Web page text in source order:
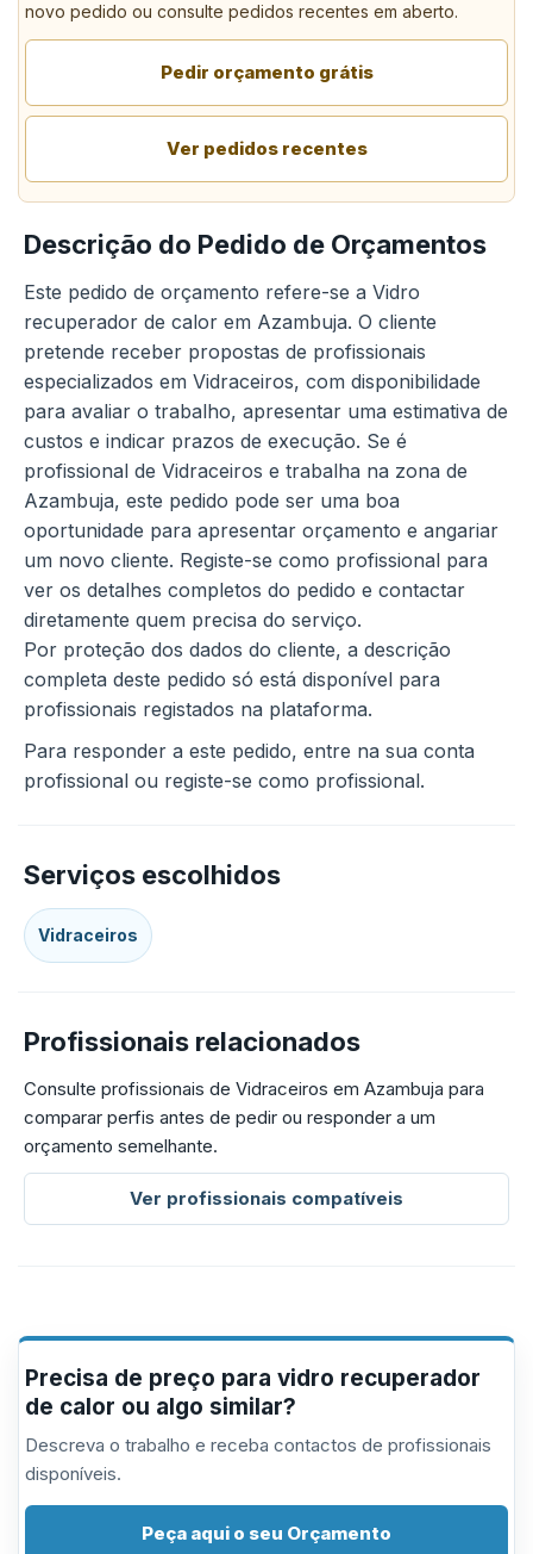
novo pedido ou consulte pedidos recentes em aberto.
Pedir orçamento grátis
Ver pedidos recentes
Descrição do Pedido de Orçamentos
Este pedido de orçamento refere-se a Vidro
recuperador de calor em Azambuja. O cliente
pretende receber propostas de profissionais
especializados em Vidraceiros, com disponibilidade
para avaliar o trabalho, apresentar uma estimativa de
custos e indicar prazos de execução. Se é
profissional de Vidraceiros e trabalha na zona de
Azambuja, este pedido pode ser uma boa
oportunidade para apresentar orçamento e angariar
um novo cliente. Registe-se como profissional para
ver os detalhes completos do pedido e contactar
diretamente quem precisa do serviço.
Por proteção dos dados do cliente, a descrição
completa deste pedido só está disponível para
profissionais registados na plataforma.
Para responder a este pedido, entre na sua conta
profissional ou registe-se como profissional.
Serviços escolhidos
Vidraceiros
Profissionais relacionados
Consulte profissionais de Vidraceiros em Azambuja para
comparar perfis antes de pedir ou responder a um
orçamento semelhante.
Ver profissionais compatíveis
Precisa de preço para vidro recuperador
de calor ou algo similar?
Descreva o trabalho e receba contactos de profissionais
disponíveis.
Peça aqui o seu Orçamento